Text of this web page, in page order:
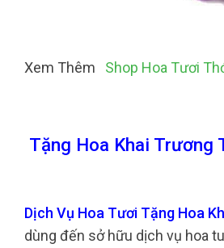
Xem Thêm Shop Hoa Tươi
Tặng Hoa Khai Trương
Dịch Vụ Hoa Tươi Tặng Hoa
dùng đến sở hữu dịch vụ hoa